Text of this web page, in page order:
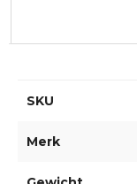
SKU
Merk